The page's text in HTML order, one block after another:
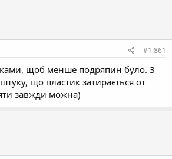
#1,861
щоб менше подряпин було. З
що пластик затирається от
завжди можна)